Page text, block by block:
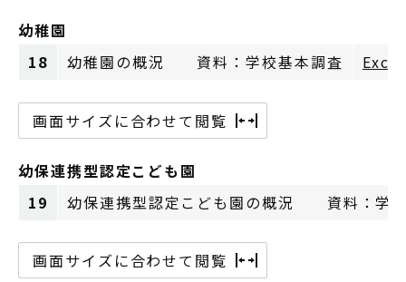
幼稚園
18
幼稚園の概況 資料：学校基本調査
画面サイズに合わせて閲覧
幼保連携型認定こども園
19
幼保連携型認定こども園の概況 資料：学
画面サイズに合わせて閲覧